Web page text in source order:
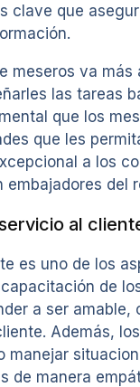
clave que
meseros va más
las tareas
que los
que les
a los
embajadores del
al
es uno de los
de
a ser amable,
Además,
manejar
de manera